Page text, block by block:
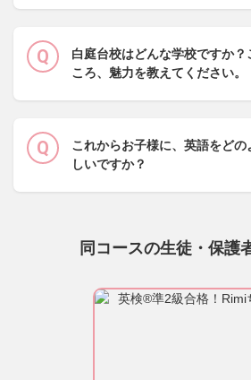
白庭台校はどんな学校ですか？
ころ、魅力を教えてください。
これからお子様に、英語をどの
しいですか？
同コースの生徒・保護